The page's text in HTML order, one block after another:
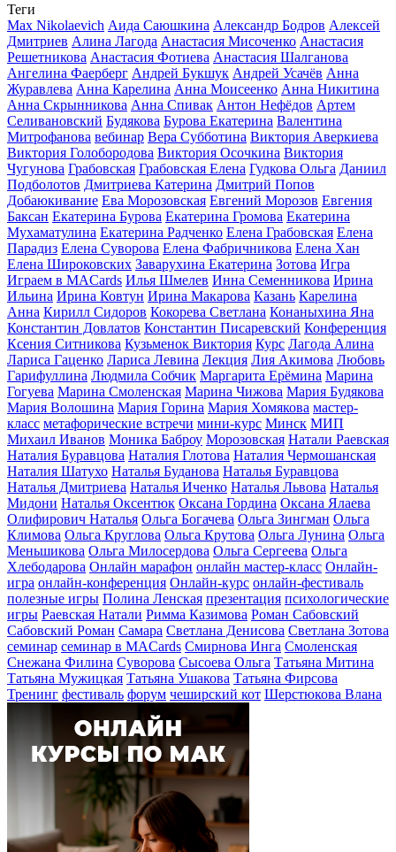
Теги
Max Nikolaevich Аида Саюшкина Александр Бодров Алексей
Дмитриев Алина Лагода Анастасия Мисоченко Анастасия
Решетникова Анастасия Фотиева Анастасия Шалганова
Ангелина Фаерберг Андрей Букшук Андрей Усачёв Анна
Журавлева Анна Карелина Анна Моисеенко Анна Никитина
Анна Скрынникова Анна Спивак Антон Нефёдов Артем
Селивановский Будякова Бурова Екатерина Валентина
Митрофанова вебинар Вера Субботина Виктория Аверкиева
Виктория Голобородова Виктория Осочкина Виктория
Чугунова Грабовская Грабовская Елена Гудкова Ольга Даниил
Подболотов Дмитриева Катерина Дмитрий Попов
Добаюкивание Ева Морозовская Евгений Морозов Евгения
Баксан Екатерина Бурова Екатерина Громова Екатерина
Мухаматулина Екатерина Радченко Елена Грабовская Елена
Парадиз Елена Суворова Елена Фабричникова Елена Хан
Елена Широковских Заварухина Екатерина Зотова Игра
Играем в MACards Илья Шмелев Инна Семенникова Ирина
Ильина Ирина Ковтун Ирина Макарова Казань Карелина
Анна Кирилл Сидоров Кокорева Светлана Конаныхина Яна
Константин Довлатов Константин Писаревский Конференция
Ксения Ситникова Кузьменок Виктория Курс Лагода Алина
Лариса Гаценко Лариса Левина Лекция Лия Акимова Любовь
Гарифуллина Людмила Собчик Маргарита Ерёмина Марина
Гогуева Марина Смоленская Марина Чижова Мария Будякова
Мария Волошина Мария Горина Мария Хомякова мастер-
класс метафорические встречи мини-курс Минск МИП
Михаил Иванов Моника Баброу Морозовская Натали Раевская
Наталия Буравцова Наталия Глотова Наталия Чермошанская
Наталия Шатухо Наталья Буданова Наталья Буравцова
Наталья Дмитриева Наталья Иченко Наталья Львова Наталья
Мидони Наталья Оксентюк Оксана Гордина Оксана Ялаева
Олифирович Наталья Ольга Богачева Ольга Зингман Ольга
Климова Ольга Круглова Ольга Крутова Ольга Лунина Ольга
Меньшикова Ольга Милосердова Ольга Сергеева Ольга
Хлебодарова Онлайн марафон онлайн мастер-класс Онлайн-
игра онлайн-конференция Онлайн-курс онлайн-фестиваль
полезные игры Полина Ленская презентация психологические
игры Раевская Натали Римма Казимова Роман Сабовский
Сабовский Роман Самара Светлана Денисова Светлана Зотова
семинар семинар в MACards Смирнова Инга Смоленская
Снежана Филина Суворова Сысоева Ольга Татьяна Митина
Татьяна Мужицкая Татьяна Ушакова Татьяна Фирсова
Тренинг фестиваль форум чеширский кот Шерстюкова Влана